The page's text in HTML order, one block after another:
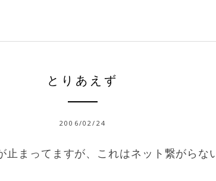
とりあえず
2006/02/24
止まってますが、これはネット繋がらな